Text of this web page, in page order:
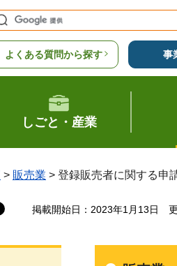
よくある質問から探す 事
しごと・産業
> 販売業 > 登録販売者に関する申
掲載開始日：2023年1月13日